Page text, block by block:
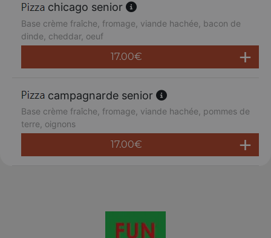
chicago senior
Base crème fraîche, fromage, viande hachée, bacon de
dinde, cheddar, oeuf
17.00€
campagnarde senior
Base crème fraîche, fromage, viande hachée, pommes de
terre, oignons
17.00€